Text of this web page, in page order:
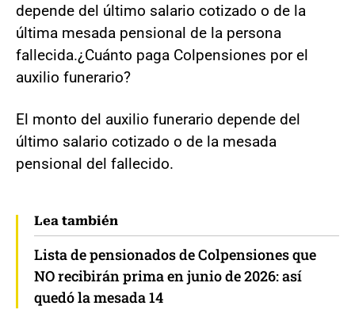
depende del último salario cotizado o de la
última mesada pensional de la persona
fallecida.¿Cuánto paga Colpensiones por el
auxilio funerario?
El monto del auxilio funerario depende del
último salario cotizado o de la mesada
pensional del fallecido.
Lea también
Lista de pensionados de Colpensiones que
NO recibirán prima en junio de 2026: así
quedó la mesada 14